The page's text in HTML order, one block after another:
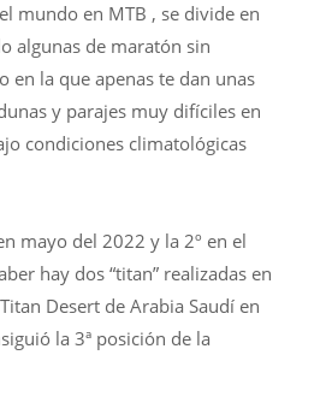
mundo en MTB , se divide en
algunas de maratón sin
en la que apenas te dan unas
y parajes muy difíciles en
condiciones climatológicas
mayo del 2022 y la 2º en el
hay dos “titan” realizadas en
Desert de Arabia Saudí en
la 3ª posición de la